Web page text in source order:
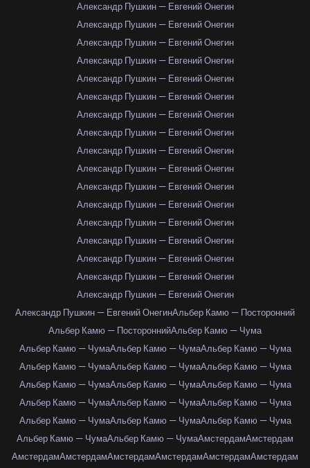
Александр Пушкин — Евгений Онегин
Александр Пушкин — Евгений Онегин
Александр Пушкин — Евгений Онегин
Александр Пушкин — Евгений Онегин
Александр Пушкин — Евгений Онегин
Александр Пушкин — Евгений Онегин
Александр Пушкин — Евгений Онегин
Александр Пушкин — Евгений Онегин
Александр Пушкин — Евгений Онегин
Александр Пушкин — Евгений Онегин
Александр Пушкин — Евгений Онегин
Александр Пушкин — Евгений Онегин
Александр Пушкин — Евгений Онегин
Александр Пушкин — Евгений Онегин
Александр Пушкин — Евгений Онегин
Александр Пушкин — Евгений Онегин
Александр Пушкин — Евгений Онегин
Александр Пушкин — Евгений ОнегинАльбер Камю — Посторонний
Альбер Камю — ПостороннийАльбер Камю — Чума
Альбер Камю — ЧумаАльбер Камю — ЧумаАльбер Камю — Чума
Альбер Камю — ЧумаАльбер Камю — ЧумаАльбер Камю — Чума
Альбер Камю — ЧумаАльбер Камю — ЧумаАльбер Камю — Чума
Альбер Камю — ЧумаАльбер Камю — ЧумаАльбер Камю — Чума
Альбер Камю — ЧумаАльбер Камю — ЧумаАльбер Камю — Чума
Альбер Камю — ЧумаАльбер Камю — ЧумаАмстердамАмстердам
АмстердамАмстердамАмстердамАмстердамАмстердамАмстердам